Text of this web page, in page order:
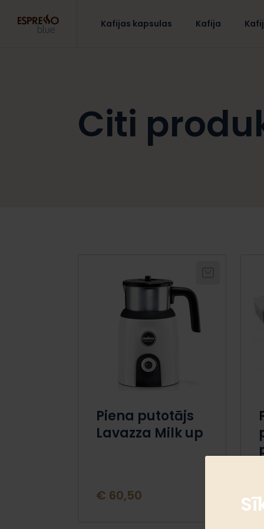
Kafijas kapsulas Kafija
Citi
Piena putotājs
Lavazza Milk up
€ 60,50